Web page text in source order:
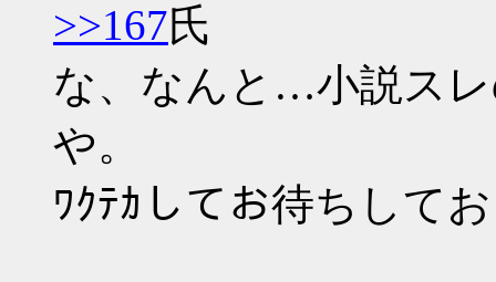
>>167氏
な、なんと…小説ス
や。
ﾜｸﾃｶしてお待ちして